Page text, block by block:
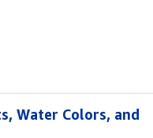
Water Colors, and